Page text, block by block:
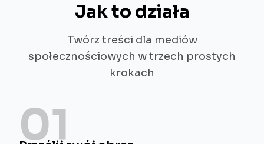
Jak to działa
Twórz treści dla mediów
społecznościowych w trzech prostych
krokach
01